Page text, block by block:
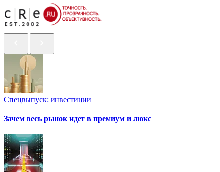
Спецвыпуск: инвестиции
Зачем весь рынок идет в премиум и люкс